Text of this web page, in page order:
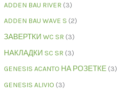
ADDEN BAU RIVER 3
ADDEN BAU WAVE S 2
ЗАВЕРТКИ WC SR 3
НАКЛАДКИ SC SR 3
GENESIS ACANTO НА РОЗЕТКЕ 3
GENESIS ALIVIO 3